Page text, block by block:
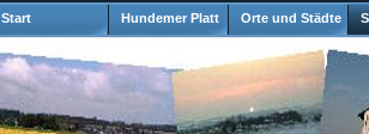
Start Hundemer Platt Orte und Städte